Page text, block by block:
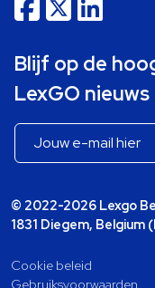
Blijf op de
LexGO nieuws
© 2022-2026 Lexgo
1831 Diegem, Belgium
Cookie beleid
Gebruiksvoorwaarden